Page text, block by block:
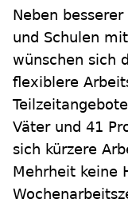
Neben
und Schulen
wünschen sich
flexiblere
Väter und 41
sich kürzere
Mehrheit keine